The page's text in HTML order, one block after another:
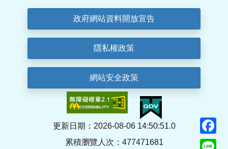
政府網站資料開放宣告
隱私權政策
網站安全政策
更新日期：2026-08-06 14:50:51.0
累積瀏覽人次：477471681